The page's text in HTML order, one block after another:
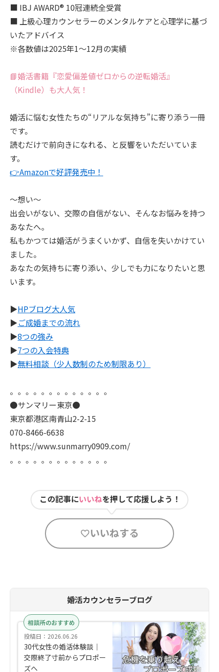
■ IBJ AWARD® 10冠連続全受賞
■ 上級心理カウンセラーのメンタルケアと心理学に基づ
いたアドバイス
※各数値は2025年1～12月の実績
📘婚活書籍『恋愛偏差値ゼロからの逆転婚活』
（Kindle）も大人気！
婚活に悩む女性たちの“リアルな気持ち”に寄り添う一冊
です。
読むだけで前向きになれる、と反響をいただいていま
す。
👉Amazonで好評発売中！
～想い～
出会いがない、交際の自信がない、そんなお悩みを持つ
あなたへ。
私もかつては婚活がうまくいかず、自信を失いかけてい
ました。
あなたの気持ちに寄り添い、少しでも力になりたいと思
います。
▶HPブログ大人気
▶ご成婚までの流れ
▶8つの強み
▶7つの入会特典
▶無料相談（少人数制のため制限あり）
。。。。。。。。。。。。。
●サンマリー東京●
東京都港区南青山2-2-15
070-8466-6638
https://www.sunmarry0909.com/
。。。。。。。。。。。。。
この記事にいいねを押して応援しよう！
いいねする
婚活カウンセラーブログ
相談所のおすすめ
投稿日：2026.06.26
30代女性の婚活体験談｜
交際終了寸前からプロポー
ズへ